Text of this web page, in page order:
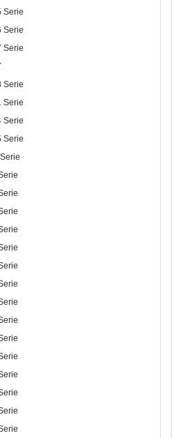
Serie
Serie
Serie
Serie
Serie
Serie
Serie